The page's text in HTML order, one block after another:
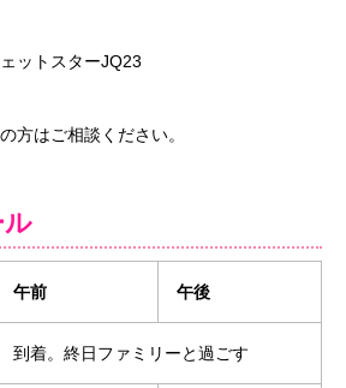
ットスターJQ23
方はご相談ください。
午前 午後
到着。終日ファミリーと過ごす